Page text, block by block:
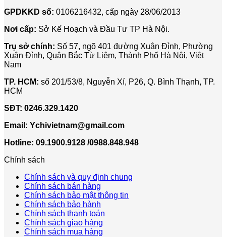
GPDKKD số: 0106216432, cấp ngày 28/06/2013
Nơi cấp: Sở Kế Hoạch và Đầu Tư TP Hà Nội.
Trụ sở chính: Số 57, ngõ 401 đường Xuân Đỉnh, Phường
Xuân Đỉnh, Quận Bắc Từ Liêm, Thành Phố Hà Nội, Việt
Nam
TP. HCM: số 201/53/8, Nguyễn Xí, P26, Q. Bình Thạnh, TP.
HCM
SĐT: 0246.329.1420
Email: Ychivietnam@gmail.com
Hotline: 09.1900.9128 /0988.848.948
Chính sách
Chính sách và quy định chung
Chính sách bán hàng
Chính sách bảo mật thông tin
Chính sách bảo hành
Chính sách thanh toán
Chính sách giao hàng
Chính sách mua hàng